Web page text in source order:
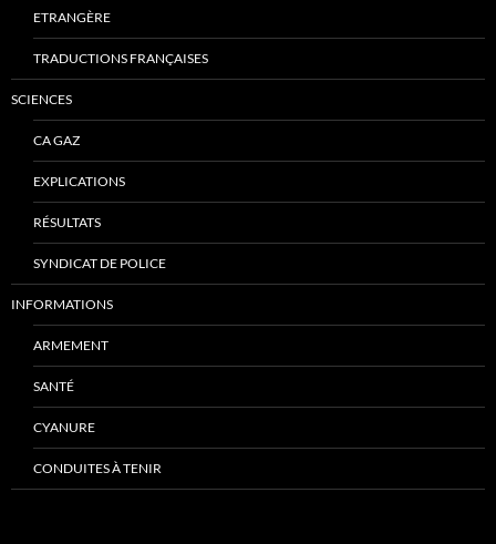
ETRANGÈRE
TRADUCTIONS FRANÇAISES
SCIENCES
CA GAZ
EXPLICATIONS
RÉSULTATS
SYNDICAT DE POLICE
INFORMATIONS
ARMEMENT
SANTÉ
CYANURE
CONDUITES À TENIR